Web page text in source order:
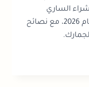
الساري
والليهينجا والملابس الرجالية لعام 2026، مع نصائح